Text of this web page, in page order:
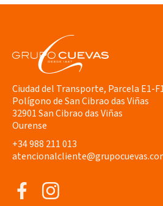
Ciudad del Transporte, Parcela E1-
Polígono de San Cibrao das Viñas
32901 San Cibrao das Viñas
Ourense
+34 988 211 013